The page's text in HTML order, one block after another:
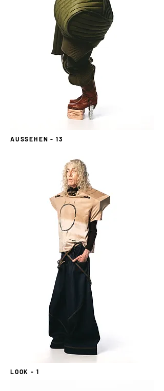
AUSSEHEN - 13
LOOK - 1